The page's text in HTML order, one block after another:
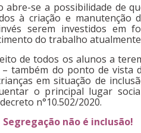
abre-se a possibilidade de
à criação e manutenção
serem investidos em
do trabalho
de todos os alunos a
também do ponto de vista
em situação de
o principal lugar
n°10.502/2020.
Segregação não é inclusão!